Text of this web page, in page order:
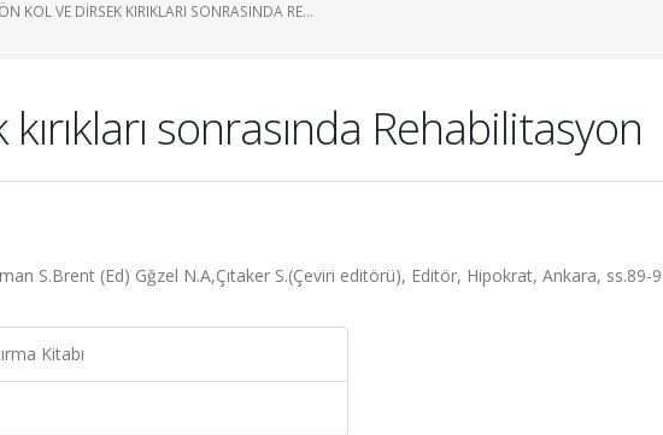
ÖN KOL VE DIRSEK KIRIKLARI SONRASINDA RE...
sonrasında Rehabilitasyon
S.Brent (Ed) Gğzel N.A,Çıtaker S.(Çeviri editörü), Editör, Hipokrat, Ankara, ss.89-
Kitabı